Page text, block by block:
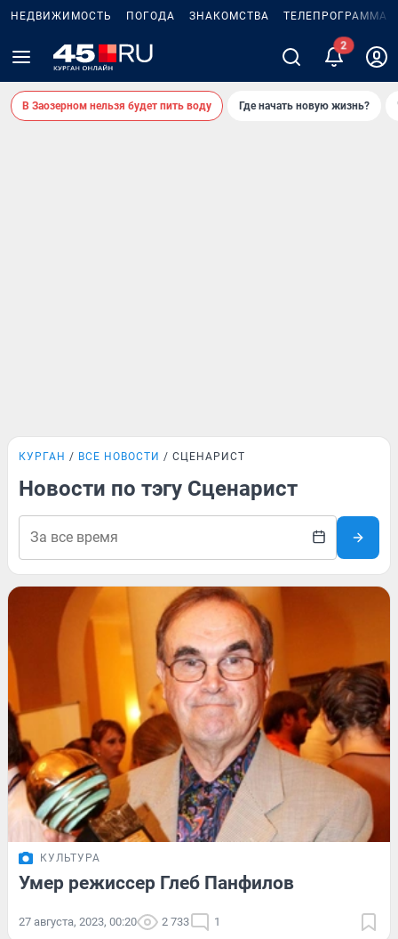
НЕДВИЖИМОСТЬ ПОГОДА ЗНАКОМСТВА ТЕЛЕПРОГРАММА
В Заозерном нельзя будет пить воду Где начать новую жизнь?
КУРГАН ВСЕ НОВОСТИ СЦЕНАРИСТ
Новости по тэгу Сценарист
КУЛЬТУРА
Умер режиссер Глеб Панфилов
27 августа, 2023, 00:20 2 733 1